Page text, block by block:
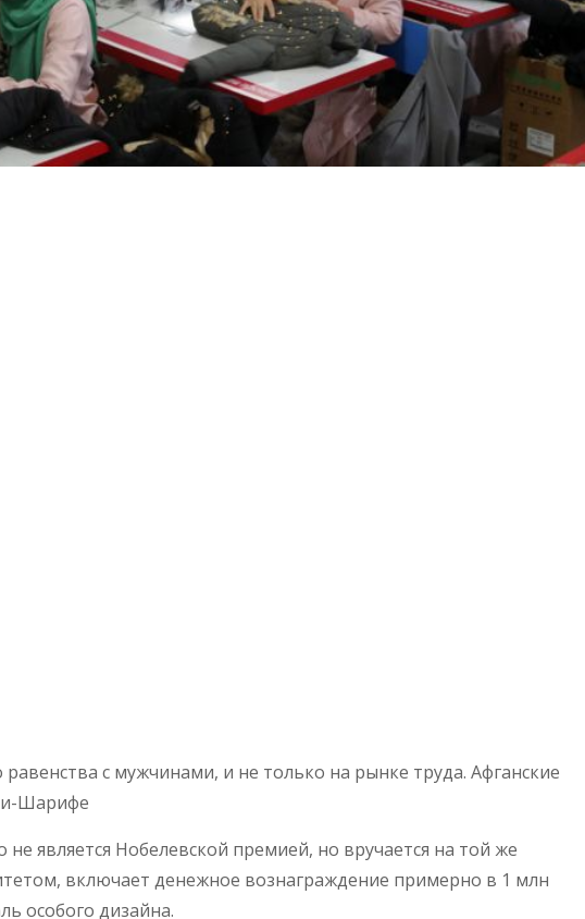
с мужчинами, и не только на рынке труда. Афганские
Шарифе
является Нобелевской премией, но вручается на той же
включает денежное вознаграждение примерно в 1 млн
особого дизайна.